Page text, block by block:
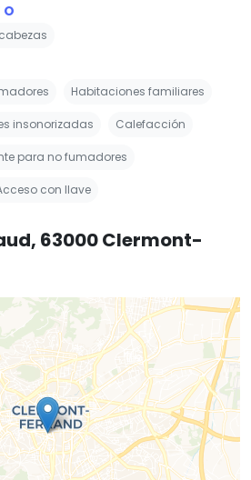
Habitaciones familiares
insonorizadas Calefacción
para no fumadores
con llave
63000 Clermont-